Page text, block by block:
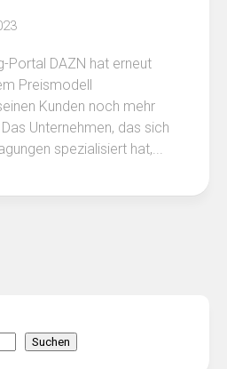
Portal DAZN hat erneut
Preismodell
Kunden noch mehr
Unternehmen, das sich
spezialisiert hat,...
Suchen